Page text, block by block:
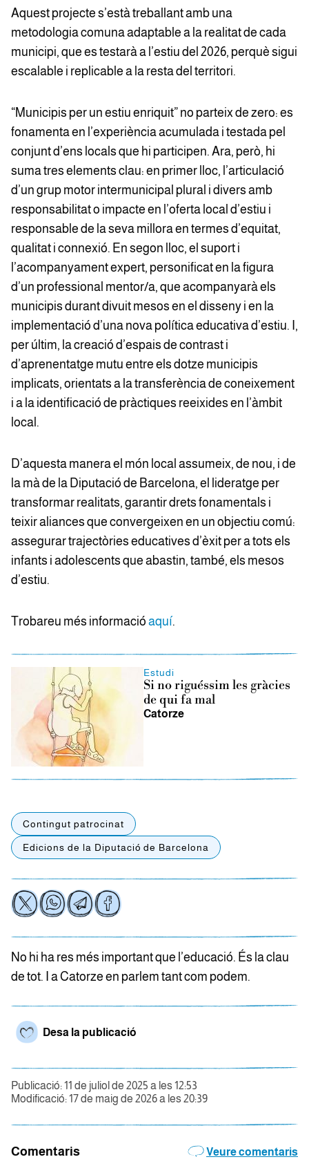
Aquest projecte s’està treballant amb una
metodologia comuna adaptable a la realitat de cada
municipi, que es testarà a l’estiu del 2026, perquè sigui
escalable i replicable a la resta del territori.
“Municipis per un estiu enriquit” no parteix de zero: es
fonamenta en l’experiència acumulada i testada pel
conjunt d’ens locals que hi participen. Ara, però, hi
suma tres elements clau: en primer lloc, l’articulació
d’un grup motor intermunicipal plural i divers amb
responsabilitat o impacte en l’oferta local d’estiu i
responsable de la seva millora en termes d’equitat,
qualitat i connexió. En segon lloc, el suport i
l’acompanyament expert, personificat en la figura
d’un professional mentor/a, que acompanyarà els
municipis durant divuit mesos en el disseny i en la
implementació d’una nova política educativa d’estiu. I,
per últim, la creació d’espais de contrast i
d’aprenentatge mutu entre els dotze municipis
implicats, orientats a la transferència de coneixement
i a la identificació de pràctiques reeixides en l’àmbit
local.
D’aquesta manera el món local assumeix, de nou, i de
la mà de la Diputació de Barcelona, el lideratge per
transformar realitats, garantir drets fonamentals i
teixir aliances que convergeixen en un objectiu comú:
assegurar trajectòries educatives d’èxit per a tots els
infants i adolescents que abastin, també, els mesos
d’estiu.
Trobareu més informació aquí.
Estudi
Si no riguéssim les gràcies
de qui fa mal
Catorze
Contingut patrocinat
Edicions de la Diputació de Barcelona
No hi ha res més important que l’educació. És la clau
de tot. I a Catorze en parlem tant com podem.
Desa la publicació
Publicació: 11 de juliol de 2025 a les 12:53
Modificació: 17 de maig de 2026 a les 20:39
Comentaris Veure comentaris